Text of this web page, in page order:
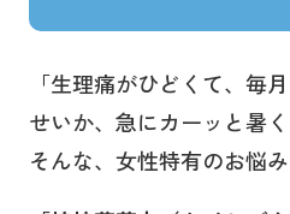
「生理痛がひどくて、毎
せいか、急にカーッと暑
そんな、女性特有のお悩